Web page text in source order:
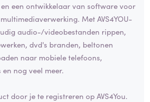
een ontwikkelaar van software voor
Met AVS4YOU-
audio-/videobestanden rippen,
dvd's branden, beltonen
naar mobiele telefoons,
nog veel meer.
door je te registreren op AVS4You.